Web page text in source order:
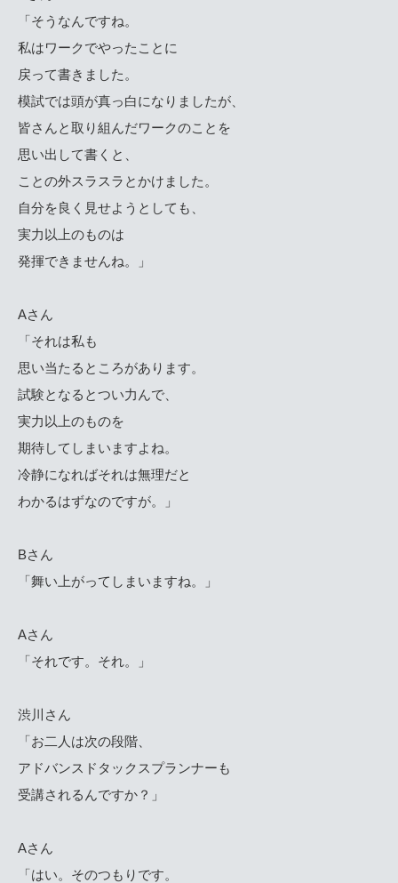
「そうなんですね。
私はワークでやったことに
戻って書きました。
模試では頭が真っ白になりましたが、
皆さんと取り組んだワークのことを
思い出して書くと、
ことの外スラスラとかけました。
自分を良く見せようとしても、
実力以上のものは
発揮できませんね。」
Aさん
「それは私も
思い当たるところがあります。
試験となるとつい力んで、
実力以上のものを
期待してしまいますよね。
冷静になればそれは無理だと
わかるはずなのですが。」
Bさん
「舞い上がってしまいますね。」
Aさん
「それです。それ。」
渋川さん
「お二人は次の段階、
アドバンスドタックスプランナーも
受講されるんですか？」
Aさん
「はい。そのつもりです。